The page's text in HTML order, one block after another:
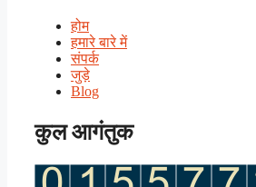
होम
हमारे बारे में
संपर्क
जुड़े
Blog
कुल आगंतुक